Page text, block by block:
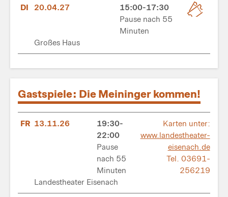
DI 20.04.27
15:00-17:30
Pause nach 55
Minuten
Großes Haus
Gastspiele: Die Meininger kommen!
FR 13.11.26
19:30-
22:00
Pause
nach 55
Minuten
Landestheater Eisenach
Karten unter:
www.landestheater-
eisenach.de
Tel. 03691-
256219